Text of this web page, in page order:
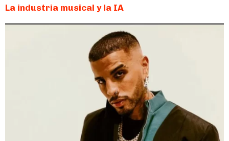
La industria musical y la IA